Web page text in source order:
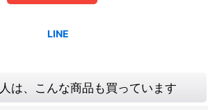
は、こんな商品も買っています